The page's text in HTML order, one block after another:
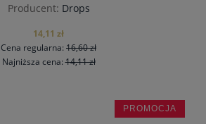
Producent: Drops
14,11 zł
Cena regularna: 16,60 zł
Najniższa cena:14,11 zł
PROMOCJA